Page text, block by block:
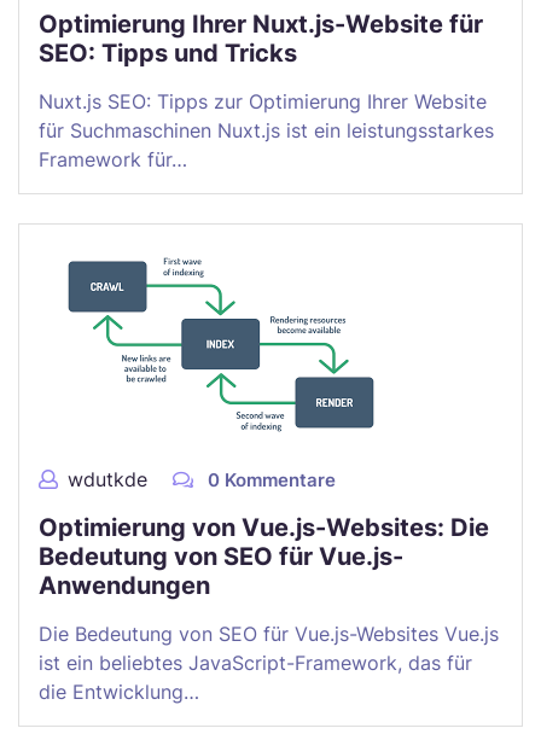
Optimierung Ihrer Nuxt.js-Website für
SEO: Tipps und Tricks
Nuxt.js SEO: Tipps zur Optimierung Ihrer Website
für Suchmaschinen Nuxt.js ist ein leistungsstarkes
Framework für…
wdutkde 0 Kommentare
Optimierung von Vue.js-Websites: Die
Bedeutung von SEO für Vue.js-
Anwendungen
Die Bedeutung von SEO für Vue.js-Websites Vue.js
ist ein beliebtes JavaScript-Framework, das für
die Entwicklung…